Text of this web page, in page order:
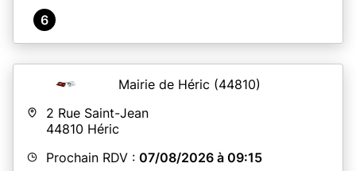
6
Mairie de Héric (44810)
2 Rue Saint-Jean
44810 Héric
Prochain RDV : 07/08/2026 à 09:15